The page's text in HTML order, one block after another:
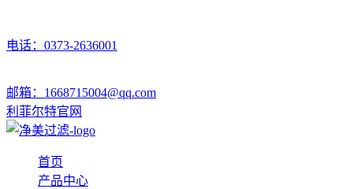
电话：0373-2636001
邮箱：1668715004@qq.com
利菲尔特官网
首页
产品中心